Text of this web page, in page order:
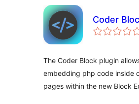
Coder
The Coder Block plugin
embedding php code inside
pages within the new Block